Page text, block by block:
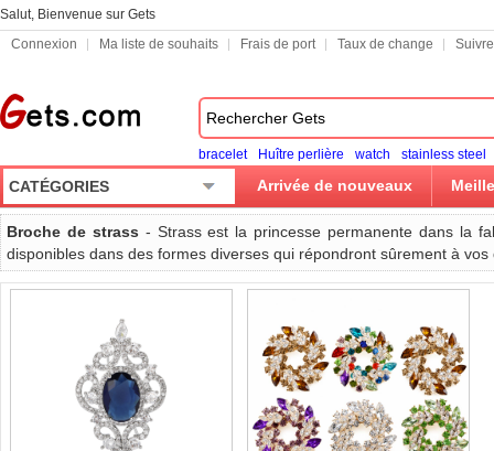
Salut, Bienvenue sur Gets
Connexion
Ma liste de souhaits Frais de port Taux de change
bracelet Huître perlière watch stainless steel
CATÉGORIES Arrivée de nouveaux
Broche de strass - Strass est la princesse permanente dans la
disponibles dans des formes diverses qui répondront sûrement à